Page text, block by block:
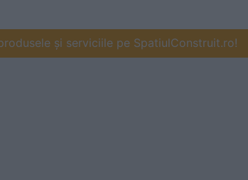
și serviciile pe SpatiulConstruit.ro!